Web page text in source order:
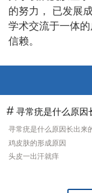
的努力， 已发展
学术交流于一体
信赖。
# 寻常疣是什么原因长出来
寻常疣是什么原因长出来
鸡皮肤的形成原因
头皮一出汗就痒